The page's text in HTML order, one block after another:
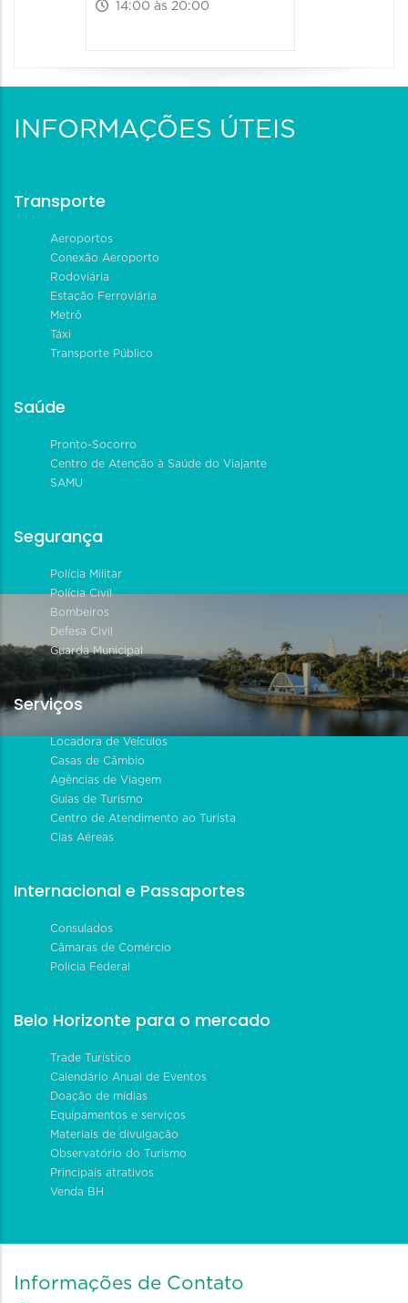
14:00 às 20:00
INFORMAÇÕES ÚTEIS
Transporte
Aeroportos
Conexão Aeroporto
Rodoviária
Estação Ferroviária
Metrô
Táxi
Transporte Público
Saúde
Pronto-Socorro
Centro de Atenção à Saúde do Viajante
SAMU
Segurança
Polícia Militar
Polícia Civil
Bombeiros
Defesa Civil
Guarda Municipal
Serviços
Locadora de Veículos
Casas de Câmbio
Agências de Viagem
Guias de Turismo
Centro de Atendimento ao Turista
Cias Aéreas
Internacional e Passaportes
Consulados
Câmaras de Comércio
Polícia Federal
Belo Horizonte para o mercado
Trade Turístico
Calendário Anual de Eventos
Doação de mídias
Equipamentos e serviços
Materiais de divulgação
Observatório do Turismo
Principais atrativos
Venda BH
Informações de Contato